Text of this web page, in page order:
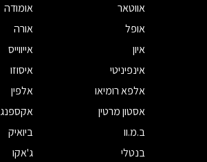
אווטאר
אומודה
אופל
אורה
איון
אייווייס
אינפיניטי
איסוזו
אלפא רומיאו
אלפין
אסטון מרטין
אקספנג
ב.מ.וו
ביואיק
בנטלי
ג'אקו